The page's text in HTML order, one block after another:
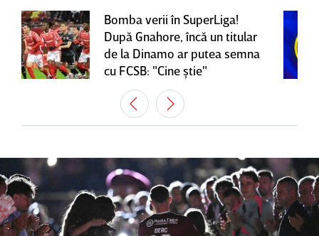
Bomba verii în SuperLiga!
După Gnahore, încă un titular
de la Dinamo ar putea semna
cu FCSB: "Cine ştie"